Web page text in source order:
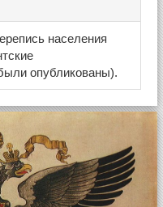
населения
опубликованы).